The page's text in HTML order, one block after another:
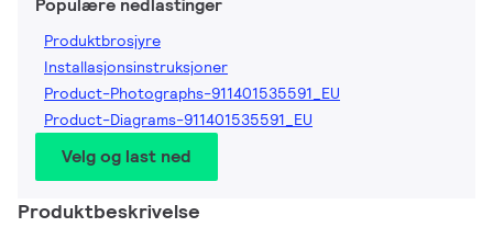
Populære nedlastinger
Produktbrosjyre
Installasjonsinstruksjoner
Product-Photographs-911401535591_EU
Product-Diagrams-911401535591_EU
Velg og last ned
Produktbeskrivelse